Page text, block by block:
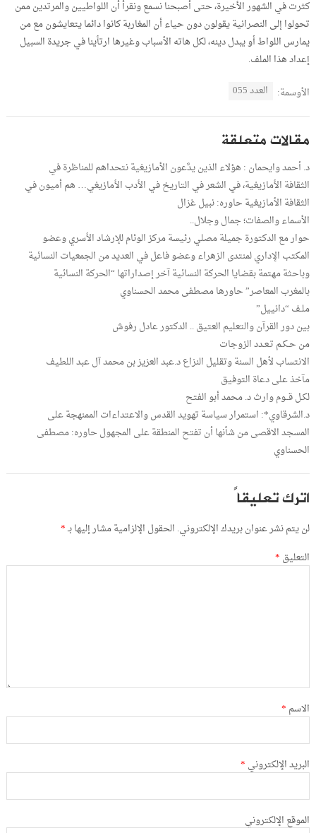
كثرت في الشهور الأخيرة، حتى أصبحنا نسمع ونقرأ أن اللواطيين والمرتدين ممن
تحولوا إلى النصرانية يقولون دون حياء أن المغاربة كانوا دائما يتعايشون مع من
يمارس اللواط أو يبدل دينه، لكل هاته الأسباب وغيرها ارتأينا في جريدة السبيل
إعداد هذا الملف.
الأوسمة: العدد 055
مقالات متعلقة
د. أحمد وايحمان : هؤلاء الذين يدَّعون الأمازيغية نتحداهم للمناظرة في
الثقافة الأمازيغية، في الشعر في التاريخ في الأدب الأمازيغي… هم أميون في
الثقافة الأمازيغية حاوره: نبيل غزال
الأسماء والصفات؛ جمال وجلال..
حوار مع الدكتورة جميلة مصلي رئيسة مركز الوئام للإرشاد الأسري وعضو
المكتب الإداري لمنتدى الزهراء وعضو فاعل في العديد من الجمعيات النسائية
وباحثة مهتمة بقضايا الحركة النسائية آخر إصداراتها “الحركة النسائية
بالمغرب المعاصر” حاورها مصطفى محمد الحسناوي
ملـف “دانييل”
بين دور القرآن والتعليم العتيق .. الدكتور عادل رفوش
من حـكـم تـعـدد الزوجات
الانتساب لأهل السنة وتقليل النزاع د.عبد العزيز بن محمد آل عبد اللطيف
مآخذ على دعاة التوفيق
لكـل قــوم وارث د. محمد أبو الفتح
د.الشرقاوي*: استمرار سياسة تهويد القدس والاعتداءات الممنهجة على
المسجد الاقصى من شأنها أن تفتح المنطقة على المجهول حاوره: مصطفى
الحسناوي
اترك تعليقاً
لن يتم نشر عنوان بريدك الإلكتروني. الحقول الإلزامية مشار إليها بـ*
التعليق *
الاسم *
البريد الإلكتروني *
الموقع الإلكتروني